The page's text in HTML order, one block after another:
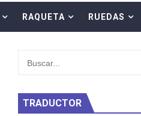
tríos en el Grand Slam Mexico
RAQUETA RUEDAS
TRADUCTOR